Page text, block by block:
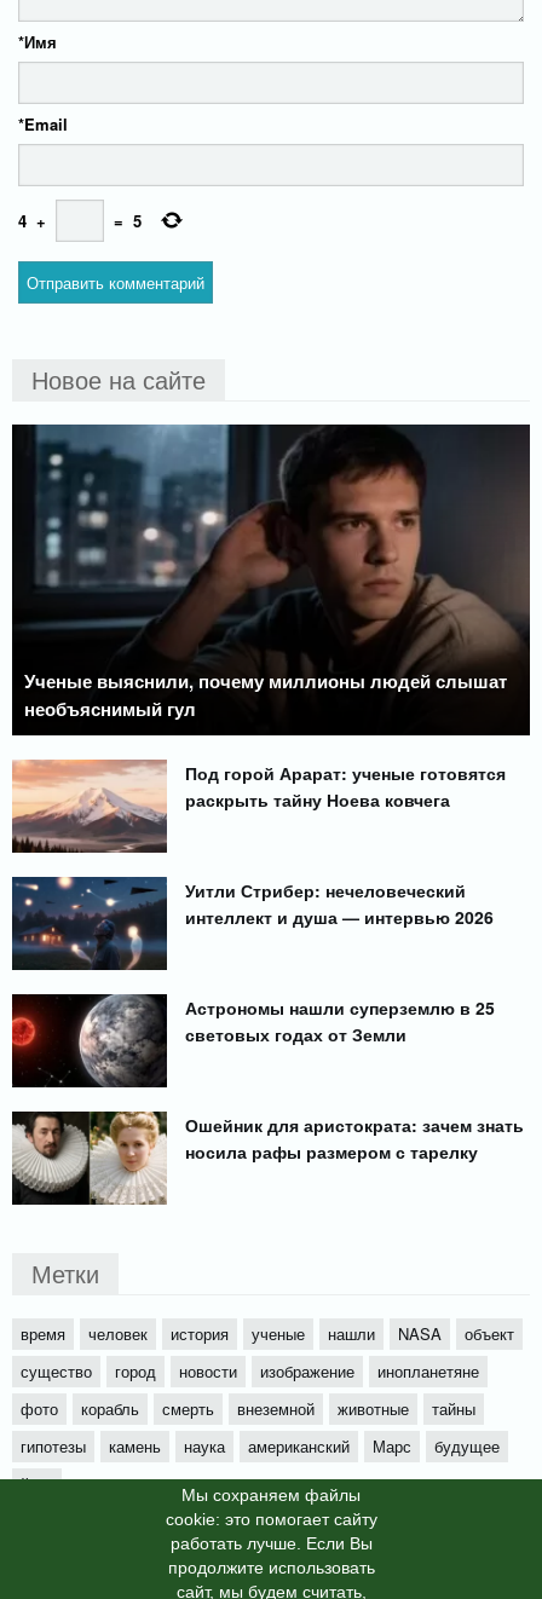
Мы cохраняем файлы
cookie: это помогает сайту
работать лучше. Если Вы
продолжите использовать
сайт, мы будем считать,
Имя
*
Email
*
4 + = 5
Новое на сайте
Ученые выяснили, почему миллионы людей слышат
необъяснимый гул
Под горой Арарат: ученые готовятся
раскрыть тайну Ноева ковчега
Уитли Стрибер: нечеловеческий
интеллект и душа — интервью 2026
Астрономы нашли суперземлю в 25
световых годах от Земли
Ошейник для аристократа: зачем знать
носила рафы размером с тарелку
Метки
время человек история ученые нашли NASA
объект
существо
город новости изображение
инопланетяне
фото
корабль смерть внеземной животные
тайны
гипотезы
камень наука американский Марс
будущее
йети